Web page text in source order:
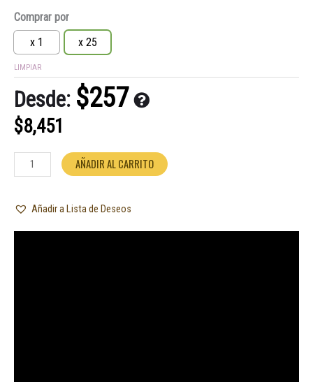
Comprar por
x 1
x 25
LIMPIAR
Desde: $257
$8,451
Zeus
large
no
blanqueados
cantidad
AÑADIR AL CARRITO
Añadir a Lista de Deseos